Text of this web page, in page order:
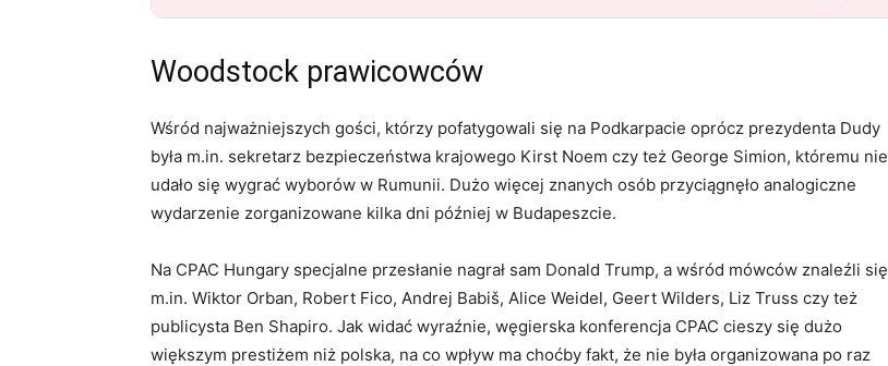
Woodstock prawicowców
Wśród najważniejszych gości, którzy pofatygowali się na Podkarpacie oprócz prezydenta Dudy
była m.in. sekretarz bezpieczeństwa krajowego Kirst Noem czy też George Simion, któremu nie
udało się wygrać wyborów w Rumunii. Dużo więcej znanych osób przyciągnęło analogiczne
wydarzenie zorganizowane kilka dni później w Budapeszcie.
Na CPAC Hungary specjalne przesłanie nagrał sam Donald Trump, a wśród mówców znaleźli się
m.in. Wiktor Orban, Robert Fico, Andrej Babiš, Alice Weidel, Geert Wilders, Liz Truss czy też
publicysta Ben Shapiro. Jak widać wyraźnie, węgierska konferencja CPAC cieszy się dużo
większym prestiżem niż polska, na co wpływ ma choćby fakt, że nie była organizowana po raz